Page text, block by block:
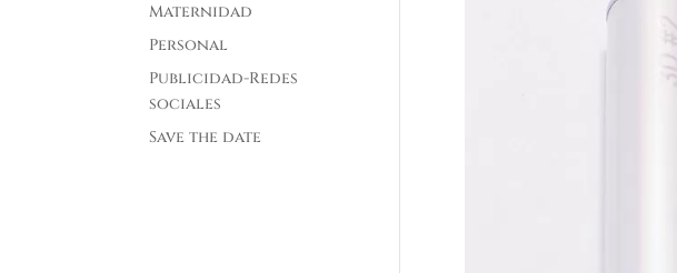
Maternidad
Personal
Publicidad-Redes
sociales
Save the date